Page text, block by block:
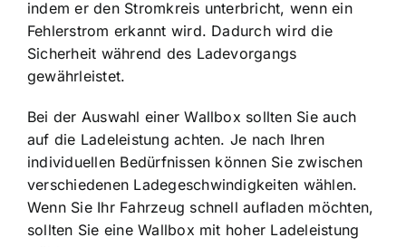
indem er den Stromkreis unterbricht, wenn ein
Fehlerstrom erkannt wird. Dadurch wird die
Sicherheit während des Ladevorgangs
gewährleistet.
Bei der Auswahl einer Wallbox sollten Sie auch
auf die Ladeleistung achten. Je nach Ihren
individuellen Bedürfnissen können Sie zwischen
verschiedenen Ladegeschwindigkeiten wählen.
Wenn Sie Ihr Fahrzeug schnell aufladen möchten,
sollten Sie eine Wallbox mit hoher Ladeleistung